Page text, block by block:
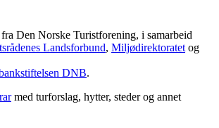
Den Norske Turistforening, i samarbeid
Landsforbund, Miljødirektoratet og
DNB.
med turforslag, hytter, steder og annet